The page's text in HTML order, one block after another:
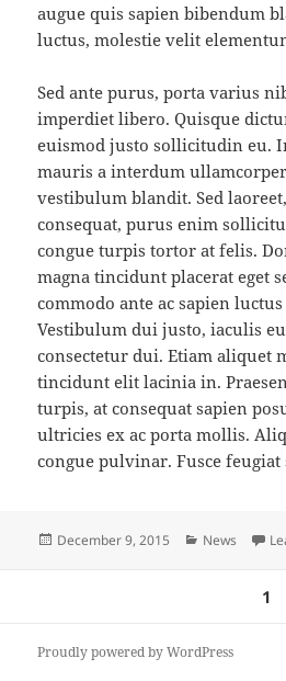
augue quis sapien bibendum
luctus, molestie velit
Sed ante purus, porta varius
imperdiet libero. Quisque
euismod justo sollicitudin eu.
mauris a interdum
vestibulum blandit. Sed
consequat, purus enim
congue turpis tortor at felis.
magna tincidunt placerat eget
commodo ante ac sapien
Vestibulum dui justo, iaculis
consectetur dui. Etiam aliquet
tincidunt elit lacinia in.
turpis, at consequat sapien
ultricies ex ac porta mollis.
congue pulvinar. Fusce
Posted
December 9, 2015 Categories
News
1
Proudly powered by WordPress